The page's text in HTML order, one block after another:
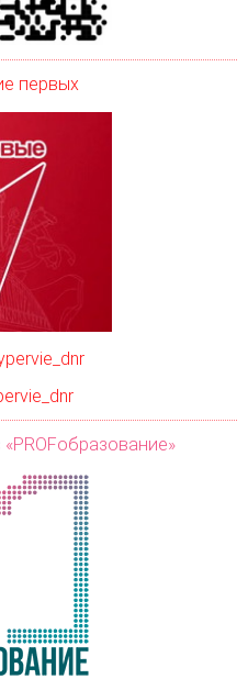
первых
«PROFобразование»